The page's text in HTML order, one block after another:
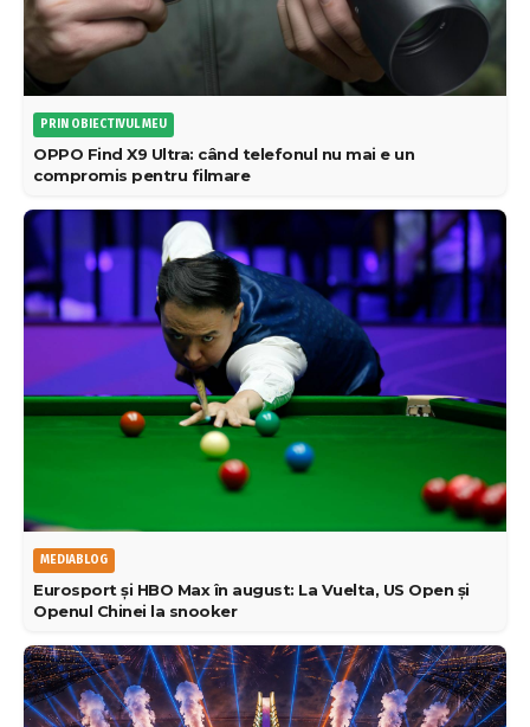
PRIN OBIECTIVUL MEU
OPPO Find X9 Ultra: când telefonul nu mai e un
compromis pentru filmare
MEDIABLOG
Eurosport și HBO Max în august: La Vuelta, US Open și
Openul Chinei la snooker